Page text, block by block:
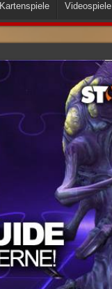
Kartenspiele Videospiele